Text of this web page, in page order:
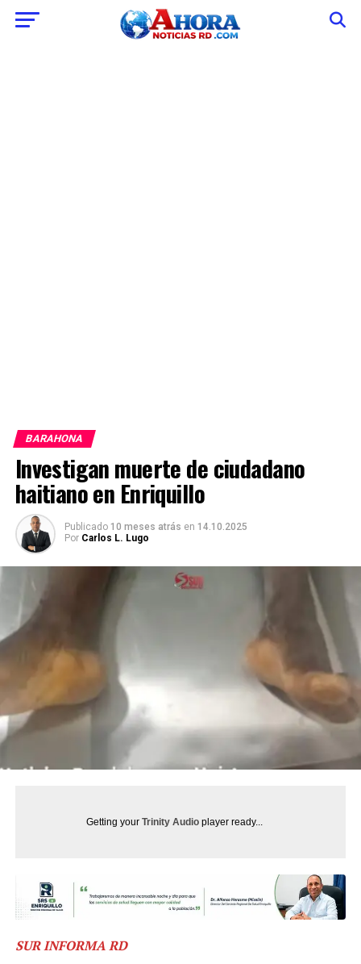
BARAHONA
Investigan muerte de ciudadano
haitiano en Enriquillo
Publicado 10 meses atrás en 14.10.2025
Por Carlos L. Lugo
Getting your Trinity Audioplayer ready...
SUR INFORMA RD